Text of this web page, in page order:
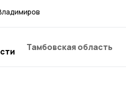
Тамбовская область